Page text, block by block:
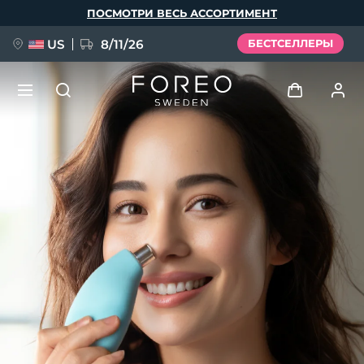
ПОСМОТРИ ВЕСЬ АССОРТИМЕНТ
US 8/11/26 БЕСТСЕЛЛЕРЫ
Войти
Профиль пользователя
Мои приборы
Мои заказы
Мои адреса
Мои подписки
НОВИНКА
FAQ™ Pure Beauty-Tech Elixir
BREAKING NEWS
issa™ Teeth Whitening Set
Язык
English Deutsch
Español
Français
Italiano
Português
Polski
Svenska
Русский
Türkçe
简体中文 繁體中文